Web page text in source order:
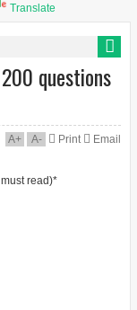
Translate
questions
A+ A- Print Email
read)*